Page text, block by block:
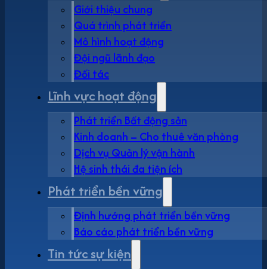
Giới thiệu chung
Quá trình phát triển
Mô hình hoạt động
Đội ngũ lãnh đạo
Đối tác
Lĩnh vực hoạt động
Phát triển Bất động sản
Kinh doanh – Cho thuê văn phòng
Dịch vụ Quản lý vận hành
Hệ sinh thái đa tiện ích
Phát triển bền vững
Định hướng phát triển bền vững
Báo cáo phát triển bền vững
Tin tức sự kiện